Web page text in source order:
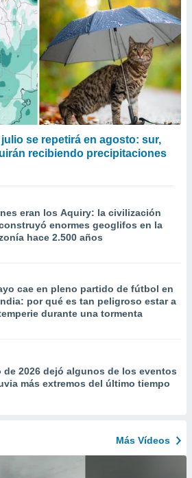
se repetirá en agosto: sur,
recibiendo precipitaciones
eran los Aquiry: la civilización
enormes geoglifos en la
hace 2.500 años
cae en pleno partido de fútbol en
por qué es tan peligroso estar a
durante una tormenta
de 2026 dejó algunos de los eventos
más extremos del último tiempo
Más Vídeos